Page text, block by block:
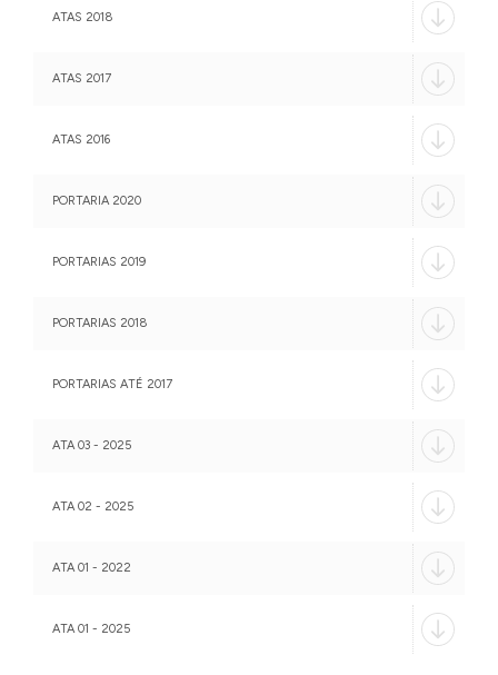
ATAS 2018
ATAS 2017
ATAS 2016
PORTARIA 2020
PORTARIAS 2019
PORTARIAS 2018
PORTARIAS ATÉ 2017
ATA 03 - 2025
ATA 02 - 2025
ATA 01 - 2022
ATA 01 - 2025